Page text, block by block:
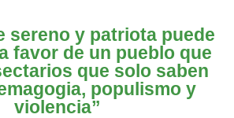
sereno y patriota puede
favor de un pueblo que
que solo saben
populismo y
violencia”